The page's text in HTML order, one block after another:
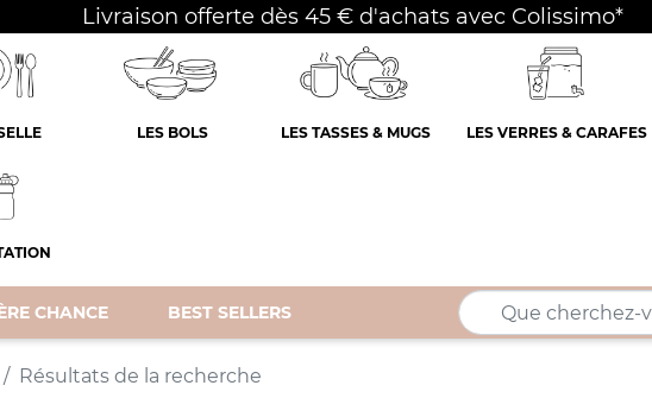
Livraison offerte dès 45 € d'achats avec Colissimo*
LES BOLS LES TASSES & MUGS LES VERRES & CARAFES
CHANCE BEST SELLERS
Résultats de la recherche